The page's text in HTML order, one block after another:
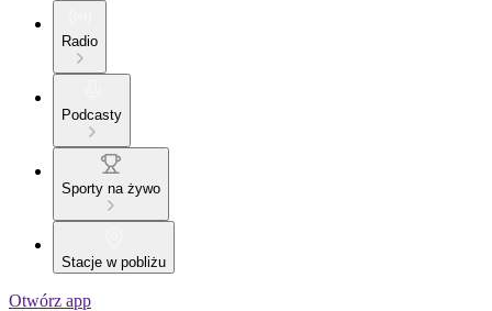
Radio
Podcasty
Sporty na żywo
Stacje w pobliżu
Otwórz app